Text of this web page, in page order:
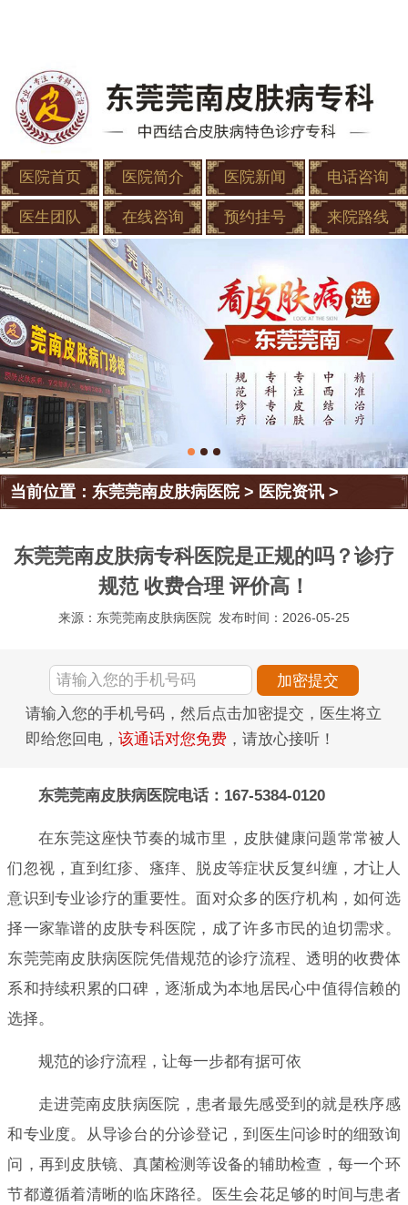
医院首页 医院简介 医院新闻 电话咨询
医生团队 在线咨询 预约挂号 来院路线
当前位置：东莞莞南皮肤病医院> 医院资讯 >
东莞莞南皮肤病专科医院是正规的吗？诊疗
规范 收费合理 评价高！
来源：东莞莞南皮肤病医院 发布时间：2026-05-25
请输入您的手机号码，然后点击加密提交，医生将立
即给您回电， 该通话对您免费 ，请放心接听！
东莞莞南皮肤病医院电话：167-5384-0120
在东莞这座快节奏的城市里，皮肤健康问题常常被人
们忽视，直到红疹、瘙痒、脱皮等症状反复纠缠，才让人
意识到专业诊疗的重要性。面对众多的医疗机构，如何选
择一家靠谱的皮肤专科医院，成了许多市民的迫切需求。
东莞莞南皮肤病医院凭借规范的诊疗流程、透明的收费体
系和持续积累的口碑，逐渐成为本地居民心中值得信赖的
选择。
规范的诊疗流程，让每一步都有据可依
走进莞南皮肤病医院，患者最先感受到的就是秩序感
和专业度。从导诊台的分诊登记，到医生问诊时的细致询
问，再到皮肤镜、真菌检测等设备的辅助检查，每一个环
节都遵循着清晰的临床路径。医生会花足够的时间与患者